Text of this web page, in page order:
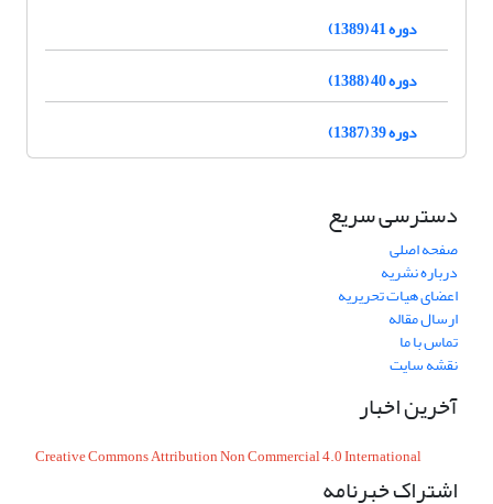
دوره 41 (1389)
دوره 40 (1388)
دوره 39 (1387)
دسترسی سریع
صفحه اصلی
درباره نشریه
اعضای هیات تحریریه
ارسال مقاله
تماس با ما
نقشه سایت
آخرین اخبار
Creative Commons Attribution Non Commercial 4.0 International
اشتراک خبرنامه